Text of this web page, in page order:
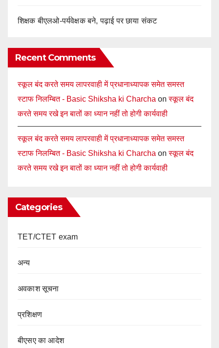
शिक्षक बीएलओ-पर्यवेक्षक बने, पढ़ाई पर छाया संकट
Recent Comments
स्कूल बंद करते समय लापरवाही में प्रधानाध्यापक समेत समस्त
स्टाफ निलम्बित - Basic Shiksha ki Charcha onस्कूल बंद
करते समय रखे इन बातों का ध्यान नहीं तो होगी कार्यवाही
स्कूल बंद करते समय लापरवाही में प्रधानाध्यापक समेत समस्त
स्टाफ निलम्बित - Basic Shiksha ki Charcha onस्कूल बंद
करते समय रखे इन बातों का ध्यान नहीं तो होगी कार्यवाही
Categories
TET/CTET exam
अन्य
अवकाश सूचना
प्रशिक्षण
बीएसए का आदेश